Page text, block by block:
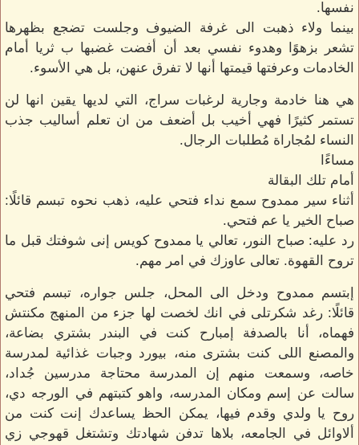
نفسها.
بينما ولاء ذهبت الى غرفة الضيوف وجلست تضجع بظهرها
تشعر بزهوًا وهدوء نفسي بعد أن أفضت غضبها ب ثريا أمام
الخادمات وعرفتها قيمتها أنها لا تفرق عنهن، بل هي الأسوء.
هي هنا خادمة وجارية لرغبات سراج، التي لديها يقين انها لن
تستمر كثيرًا فهي أخيب بل أضعف من ان تعلم أساليب جذب
النساء لمُجاراة مُطلبات الرجال.
مساءًا
أمام تلك البقالة
أثناء سير ممدوح سمع نداء فتحي عليه، ذهب نحوه تبسم قائلًا:
صباح الخير يا عم فتحي.
رد عليه: صباح النور، تعالي يا ممدوح كويس إنى شوفتك قبل ما
تروح القهوة. تعالى عاوزك في امر مهم.
إبتسم ممدوح ودخل الى المحل، جلس جواره، تبسم فتحي
قائلًا: رغد شكرتلى في انك لخصت لها جزء من المنهج مكنتش
فهماه، أنا بالصدفة إمبارح كنت في البندر بشتري بضاعة،
والمصنع اللى كنت بشترى منه، بيورد وجبات غذائية لمدرسة
خاصه، وسمعت منهم إن المدرسة محتاجة مدرسين جُداد،
سالت عن إسم ومكان المدرسه، واهو كتبتهم في الورجه دي،
روح يا ولدي وقدم فيها، يمكن الحظ يساعدك إنت كنت من
ألاوائل في الجامعه، بلاها تدفن شهادتك وتشتغل قهوجي زي